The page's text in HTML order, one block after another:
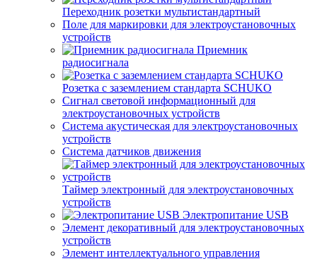
Переходник розетки мультистандартный
Поле для маркировки для электроустановочных
устройств
Приемник
радиосигнала
Розетка с заземлением стандарта SCHUKO
Сигнал световой информационный для
электроустановочных устройств
Система акустическая для электроустановочных
устройств
Система датчиков движения
Таймер электронный для электроустановочных
устройств
Электропитание USB
Элемент декоративный для электроустановочных
устройств
Элемент интеллектуального управления